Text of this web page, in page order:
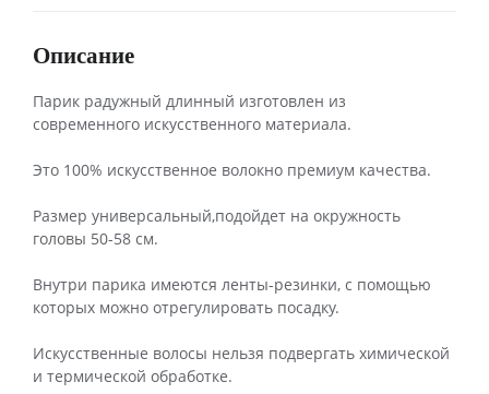
Описание
Парик радужный длинный изготовлен из
современного искусственного материала.
Это 100% искусственное волокно премиум качества.
Размер универсальный,подойдет на окружность
головы 50-58 см.
Внутри парика имеются ленты-резинки, с помощью
которых можно отрегулировать посадку.
Искусственные волосы нельзя подвергать химической
и термической обработке.